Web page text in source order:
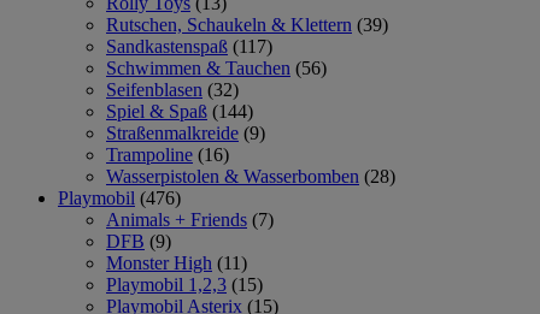
Rutschen, Schaukeln & Klettern (39)
Sandkastenspaß (117)
Schwimmen & Tauchen (56)
Seifenblasen (32)
Spiel & Spaß (144)
Straßenmalkreide (9)
Trampoline (16)
Wasserpistolen & Wasserbomben (28)
Playmobil (476)
Animals + Friends (7)
DFB (9)
Monster High (11)
Playmobil 1,2,3 (15)
Playmobil Asterix (15)